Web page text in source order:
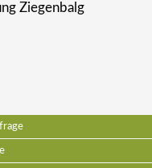
Ziegenbalg